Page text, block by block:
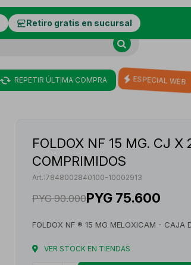
Retiro gratis en sucursal
REPETIR ÚLTIMA COMPRA ESPECIAL WEB
FOLDOX NF 15 MG. CJ X
COMPRIMIDOS
7848002840100-10002913
PYG 90.000PYG 75.600
FOLDOX NF ® 15 MG MELOXICAM - CAJA
VER STOCK EN TIENDAS